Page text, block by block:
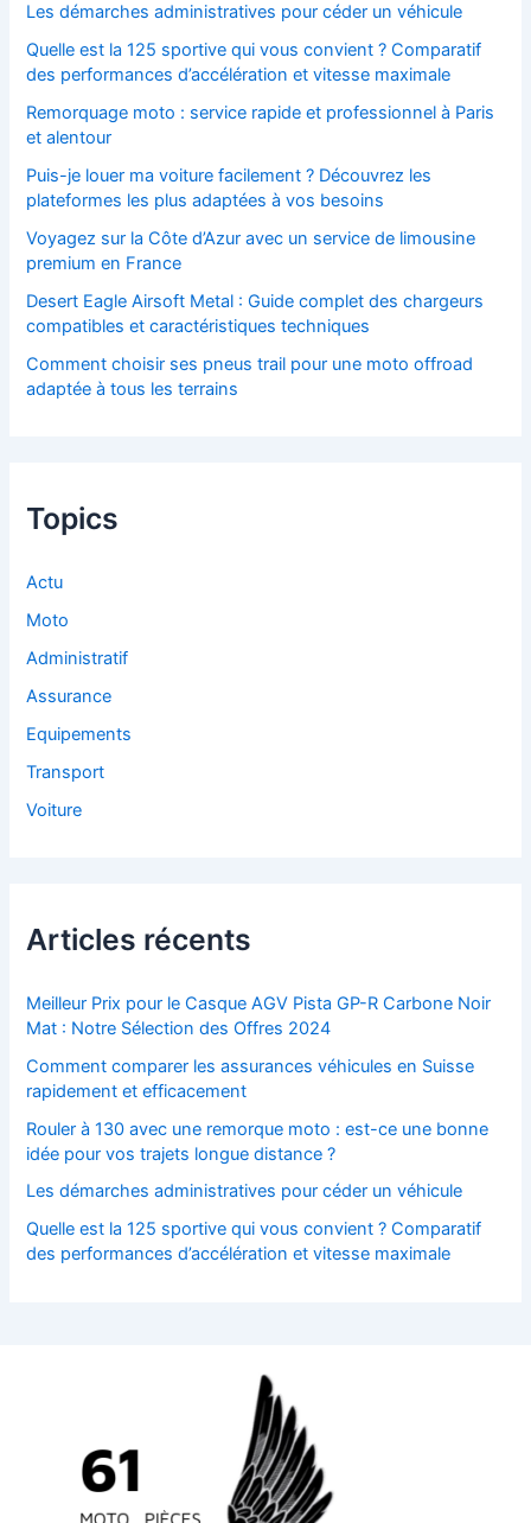
Les démarches administratives pour céder un véhicule
Quelle est la 125 sportive qui vous convient ? Comparatif
des performances d’accélération et vitesse maximale
Remorquage moto : service rapide et professionnel à Paris
et alentour
Puis-je louer ma voiture facilement ? Découvrez les
plateformes les plus adaptées à vos besoins
Voyagez sur la Côte d’Azur avec un service de limousine
premium en France
Desert Eagle Airsoft Metal : Guide complet des chargeurs
compatibles et caractéristiques techniques
Comment choisir ses pneus trail pour une moto offroad
adaptée à tous les terrains
Topics
Actu
Moto
Administratif
Assurance
Equipements
Transport
Voiture
Articles récents
Meilleur Prix pour le Casque AGV Pista GP-R Carbone Noir
Mat : Notre Sélection des Offres 2024
Comment comparer les assurances véhicules en Suisse
rapidement et efficacement
Rouler à 130 avec une remorque moto : est-ce une bonne
idée pour vos trajets longue distance ?
Les démarches administratives pour céder un véhicule
Quelle est la 125 sportive qui vous convient ? Comparatif
des performances d’accélération et vitesse maximale